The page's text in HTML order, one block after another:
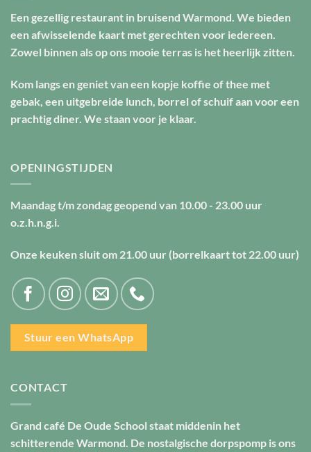
Een gezellig restaurant in bruisend Warmond. We bieden
een afwisselende kaart met gerechten voor iedereen.
Zowel binnen als op ons mooie terras is het heerlijk zitten.
Kom langs en geniet van een kopje koffie of thee met
gebak, een uitgebreide lunch, borrel of schuif aan voor een
prachtig diner. We staan voor je klaar.
OPENINGSTIJDEN
Maandag t/m zondag geopend van 10.00 - 23.00 uur
o.z.h.n.g.i.
Onze keuken sluit om 21.00 uur (borrelkaart tot 22.00 uur)
Stuur een WhatsApp
CONTACT
Grand café De Oude School staat middenin het
schitterende Warmond. De nostalgische dorpspomp is ons